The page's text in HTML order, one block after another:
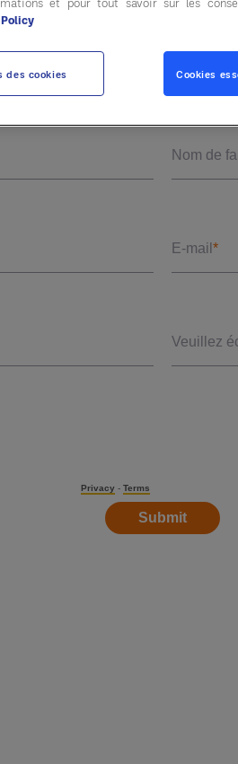
à améliorer vos
et pour tout savoir sur les
des cookies Cookies